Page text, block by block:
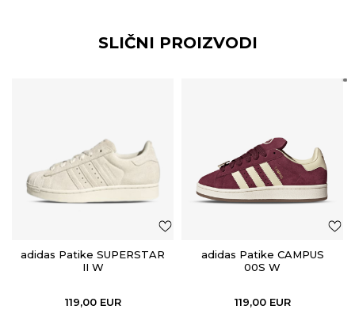
SLIČNI PROIZVODI
adidas Patike SUPERSTAR
II W
119,00 EUR
adidas Patike CAMPUS
00S W
119,00 EUR